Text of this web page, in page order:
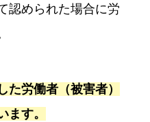
認められた場合に労
た労働者（被害者）
ます。